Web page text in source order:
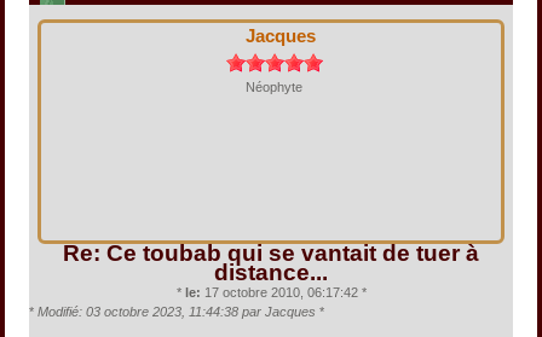
Jacques
Néophyte
Re: Ce toubab qui se vantait de tuer à
distance...
* le: 17 octobre 2010, 06:17:42 *
* Modifié: 03 octobre 2023, 11:44:38 par Jacques *